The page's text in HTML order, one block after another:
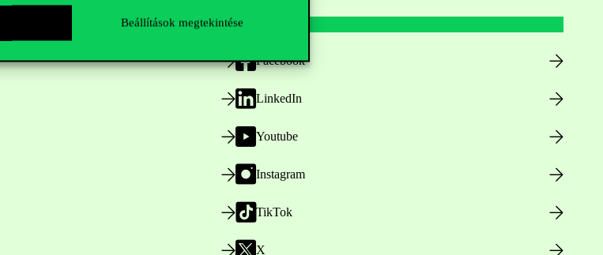
Beállítások megtekintése
Facebook
LinkedIn
Youtube
Instagram
TikTok
X